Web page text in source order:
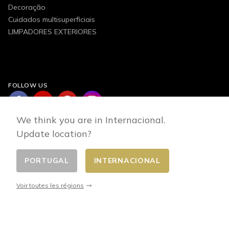
Decoração
Cuidados multisuperficiais
LIMPADORES EXTERIORES
FOLLOW US
Changer de pays
We think you are in Internacional.
Update location?
PORTUGAL INTERNACIONAL
Voir toutes les régions